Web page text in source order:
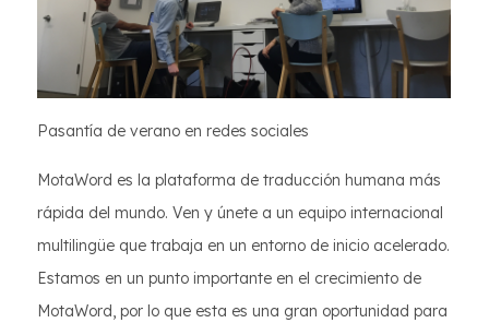
Pasantía de verano en redes sociales
MotaWord es la plataforma de traducción humana más
rápida del mundo. Ven y únete a un equipo internacional
multilingüe que trabaja en un entorno de inicio acelerado.
Estamos en un punto importante en el crecimiento de
MotaWord, por lo que esta es una gran oportunidad para